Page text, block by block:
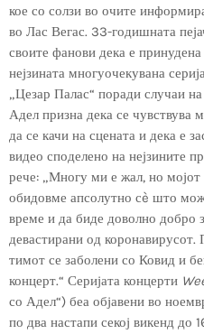
кое со солзи во очите
во Лас Вегас. 33-годишната
своите фанови дека е
нејзината многуочекувана
„Цезар Палас“ поради случаи
Адел призна дека се
да се качи на сцената и дека е
видео споделено на нејзините
рече: „Многу ми е жал, но мојот
обидовме апсолутно сè што
време и да биде доволно добро
девастирани од
тимот се заболени со Ковид и
концерт.“ Серијата концерти
со Адел“) беа објавени во
по два настапи секој викенд до